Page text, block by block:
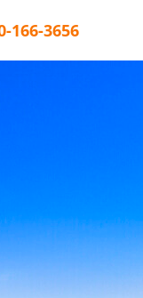
166-3656